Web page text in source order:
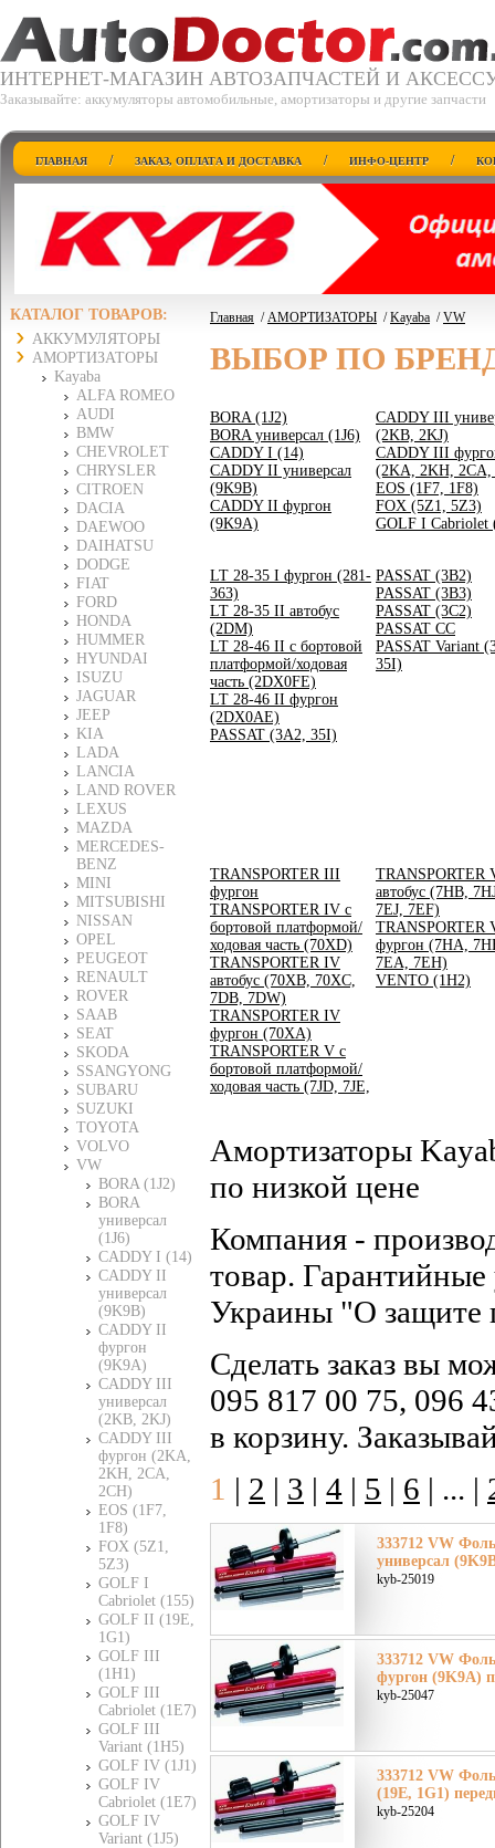
ИНТЕРНЕТ-МАГАЗИН АВТОЗАПЧАСТЕЙ И
Заказывайте: аккумуляторы автомобильные, амортизаторы и другие запчасти
ГЛАВНАЯ / ЗАКАЗ, ОПЛАТА И ДОСТАВКА / ИНФО-ЦЕНТР /
КАТАЛОГ ТОВАРОВ:
АККУМУЛЯТОРЫ
АМОРТИЗАТОРЫ
Kayaba
ALFA ROMEO
AUDI
BMW
CHEVROLET
CHRYSLER
CITROEN
DACIA
DAEWOO
DAIHATSU
DODGE
FIAT
FORD
HONDA
HUMMER
HYUNDAI
ISUZU
JAGUAR
JEEP
KIA
LADA
LANCIA
LAND ROVER
LEXUS
MAZDA
MERCEDES-
BENZ
MINI
MITSUBISHI
NISSAN
OPEL
PEUGEOT
RENAULT
ROVER
SAAB
SEAT
SKODA
SSANGYONG
SUBARU
SUZUKI
TOYOTA
VOLVO
VW
BORA (1J2)
BORA
универсал
(1J6)
CADDY I (14)
CADDY II
универсал
(9K9B)
CADDY II
фургон
(9K9A)
CADDY III
универсал
(2KB, 2KJ)
CADDY III
фургон (2KA,
2KH, 2CA,
2CH)
EOS (1F7,
1F8)
FOX (5Z1,
5Z3)
GOLF I
Cabriolet (155)
GOLF II (19E,
1G1)
GOLF III
(1H1)
GOLF III
Cabriolet (1E7)
GOLF III
Variant (1H5)
GOLF IV (1J1)
GOLF IV
Cabriolet (1E7)
GOLF IV
Variant (1J5)
Главная /АМОРТИЗАТОРЫ /Kayaba /VW
ВЫБОР ПО
BORA (1J2)
BORA универсал (1J6)
CADDY I (14)
CADDY II универсал
(9K9B)
CADDY II фургон
(9K9A)
CADDY III
(2KB, 2KJ)
CADDY III
(2KA, 2KH, 2CA,
EOS (1F7, 1F8)
FOX (5Z1, 5Z3)
GOLF I Cabriolet
LT 28-35 I фургон (281-
363)
LT 28-35 II автобус
(2DM)
LT 28-46 II c бортовой
платформой/ходовая
часть (2DX0FE)
LT 28-46 II фургон
(2DX0AE)
PASSAT (3A2, 35I)
PASSAT (3B2)
PASSAT (3B3)
PASSAT (3C2)
PASSAT CC
PASSAT Variant
35I)
TRANSPORTER III
фургон
TRANSPORTER IV c
бортовой платформой/
ходовая часть (70XD)
TRANSPORTER IV
автобус (70XB, 70XC,
7DB, 7DW)
TRANSPORTER IV
фургон (70XA)
TRANSPORTER V c
бортовой платформой/
ходовая часть (7JD, 7JE,
TRANSPORTER
автобус (7HB,
7EJ, 7EF)
TRANSPORTER
фургон (7HA,
7EA, 7EH)
VENTO (1H2)
Амортизаторы
по низкой цене
Компания -
товар. Гарантийные
Украины "О защите
Сделать заказ вы
095 817 00 75, 096
в корзину.
1 | 2 | 3 | 4 | 5 | 6 | ... |
333712 VW
универсал
kyb-25019
333712 VW
фургон (9K9A)
kyb-25047
333712 VW
(19E, 1G1)
kyb-25204